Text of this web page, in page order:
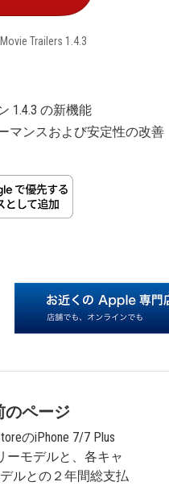
Trailers 1.4.3
1.4.3 の新機能
マンスおよび安定性の改善
のページ
のiPhone 7/7 Plus
ーモデルと、各キャ
ルとの２年間総支払